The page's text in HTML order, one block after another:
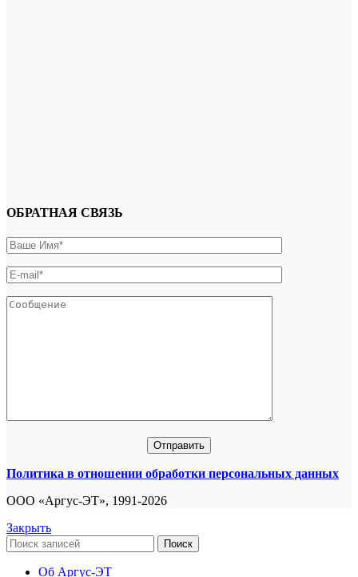
ОБРАТНАЯ СВЯЗЬ
Политика в отношении обработки персональных данных
ООО «Аргус-ЭТ», 1991-2026
Закрыть
Поиск
Об Аргус-ЭТ